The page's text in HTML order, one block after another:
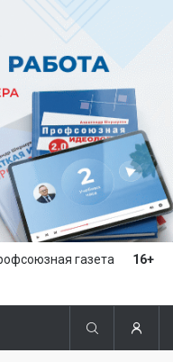
газета 16+